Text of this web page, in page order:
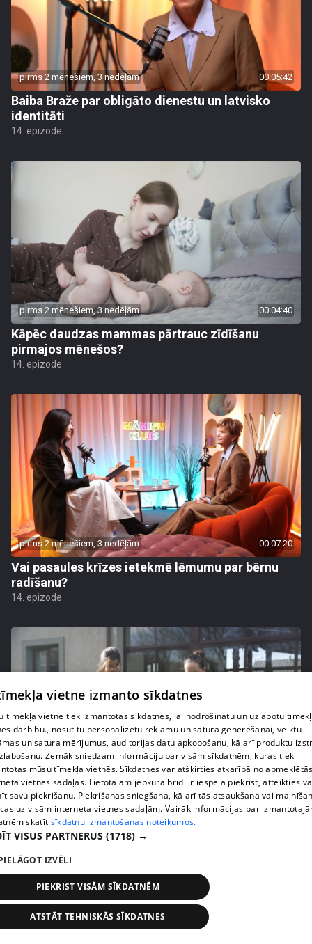
pirms 2 mēnešiem, 3 nedēļām 00:05:42
Baiba Braže par obligāto dienestu un latvisko
identitāti
14. epizode
pirms 2 mēnešiem, 3 nedēļām 00:04:40
Kāpēc daudzas mammas pārtrauc zīdīšanu
pirmajos mēnešos?
14. epizode
pirms 2 mēnešiem, 3 nedēļām 00:07:20
Vai pasaules krīzes ietekmē lēmumu par bērnu
radīšanu?
14. epizode
pirms 3 mēnešiem 00:06:24
Grila sezonā lieliski iespējams ievērot veselīga
uztura principus
13. epizode
vietne izmanto sīkdatnes
tīmekļa vietnē tiek izmantotas sīkdatnes, lai nodrošinātu un uzlabotu
darbību., nosūtītu personalizētu reklāmu un satura ģenerēšanai, veiktu
un satura mērījumus, auditorijas datu apkopošanu, kā arī produktu
Zemāk sniedzam informāciju par visām sīkdatnēm, kuras tiek
mūsu tīmekļa vietnēs. Sīkdatnes var atšķirties atkarībā no
vietnes sadaļas. Lietotājam jebkurā brīdī ir iespēja piekrist, atteikties
savu piekrišanu. Piekrišanas sniegšana, kā arī tās atsaukšana vai
uz visām interneta vietnes sadaļām. Vairāk informācijas par
skatīt sīkdatņu izmantošanas noteikumos.
VISUS PARTNERUS (1718) →
IZVĒLI
PIEKRIST VISĀM SĪKDATNĒM
ATSTĀT TEHNISKĀS SĪKDATNES